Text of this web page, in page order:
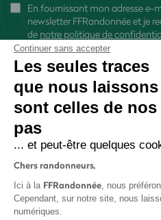
En fournissant mon adresse e-
newsletter FFRandonnée et je
de notre politique de
Continuer sans accepter
Les seules traces
que nous laissons
sont celles de nos
pas
... et peut-être quelques
Chers randonneurs,
Ici à la FFRandonnée, nous
Cependant, sur notre site, nous
numériques.